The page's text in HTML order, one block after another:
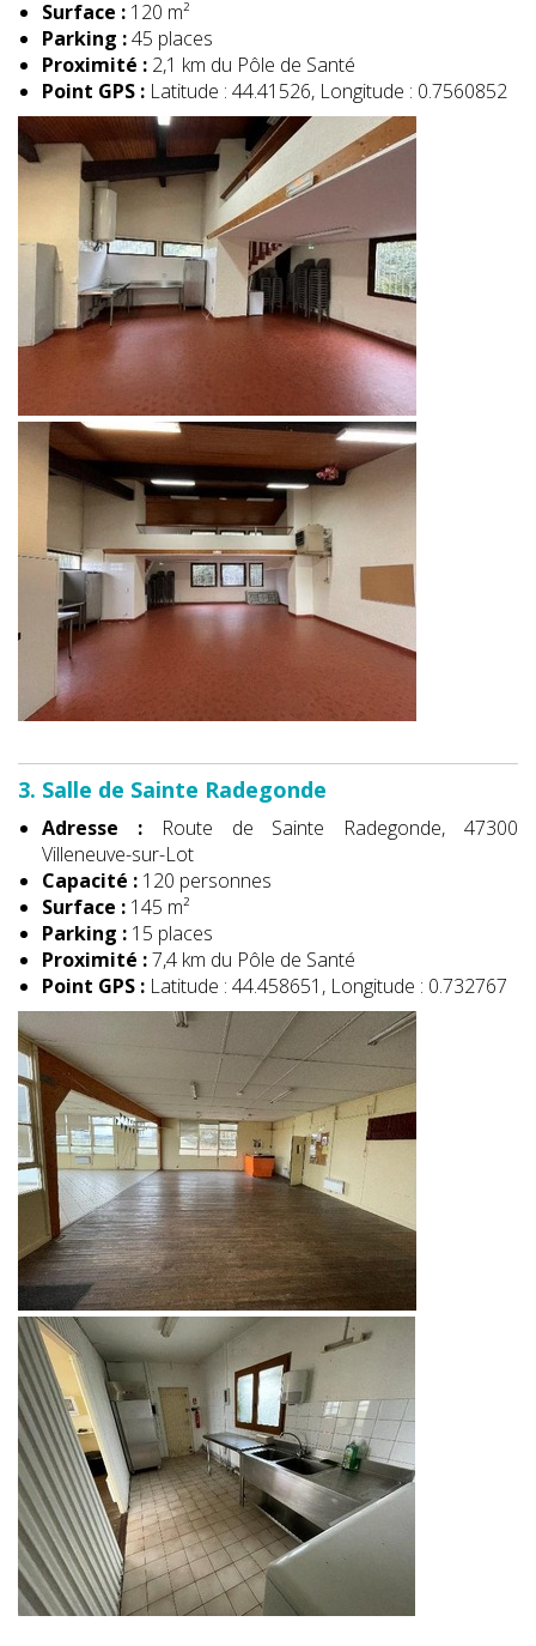
Surface : 120 m²
Parking :45 places
Proximité : 2,1 km du Pôle de Santé
Point GPS : Latitude : 44.41526, Longitude : 0.7560852
3. Salle de Sainte Radegonde
Adresse :Route de Sainte Radegonde, 47300
Villeneuve-sur-Lot
Capacité : 120 personnes
Surface : 145 m²
Parking : 15 places
Proximité :7,4 km du Pôle de Santé
Point GPS : Latitude : 44.458651, Longitude : 0.732767